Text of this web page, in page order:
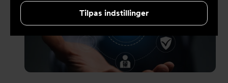
Tilpas indstillinger